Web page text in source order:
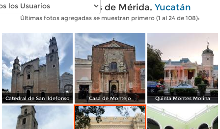
Fotos modernas de Mérida, Yucatán
Últimas fotos agregadas se muestran primero (1 al 24 de 108):
Catedral de San Ildefonso Casa de Montejo Quinta Montes Molina